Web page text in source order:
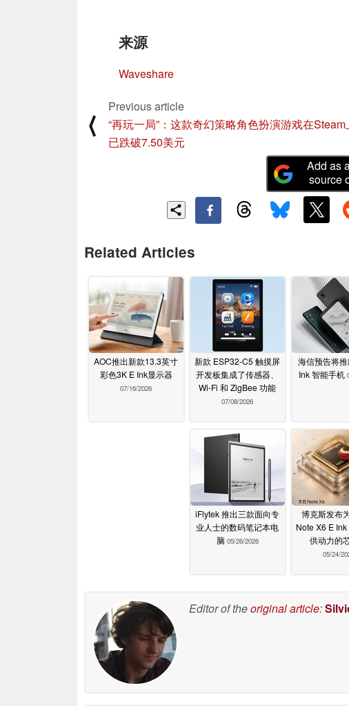
来源
Waveshare
⟨
Previous article
“再玩一局”：这款奇幻策略角色扮演游戏在
已跌破7.50美元
Add as
source
Related Articles
AOC推出新款13.3英寸
彩色3K E Ink显示器
07/16/2026
新款 ESP32-C5 触摸屏
开发板集成了传感器、
Wi-Fi 和 ZigBee 功能
07/08/2026
海信预告将
Ink 智能手机
iFlytek 推出三款面向专
业人士的数码笔记本电
脑 05/26/2026
博克斯发布
Note X6 E
供动力的
05/24/
Editor of theoriginal article: